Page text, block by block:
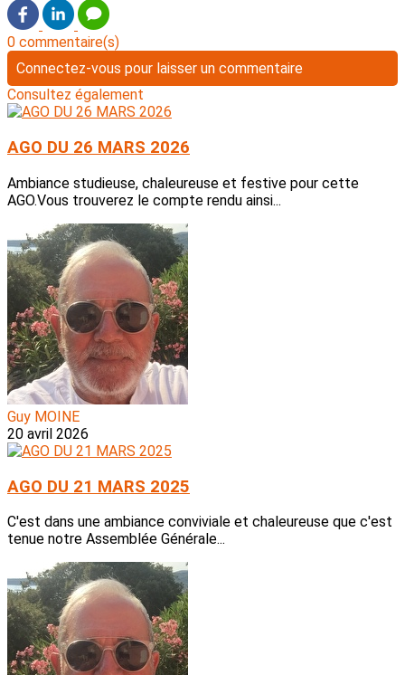
0 commentaire(s)
Connectez-vous pour laisser un commentaire
Consultez également
AGO DU 26 MARS 2026
Ambiance studieuse, chaleureuse et festive pour cette
AGO.Vous trouverez le compte rendu ainsi...
Guy MOINE
20 avril 2026
AGO DU 21 MARS 2025
C'est dans une ambiance conviviale et chaleureuse que c'est
tenue notre Assemblée Générale...